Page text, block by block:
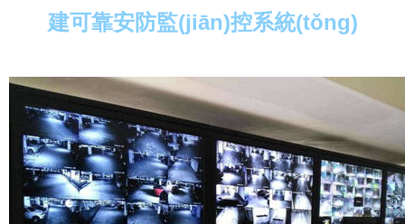
建可靠安防監(jiān)控系統(tǒng)